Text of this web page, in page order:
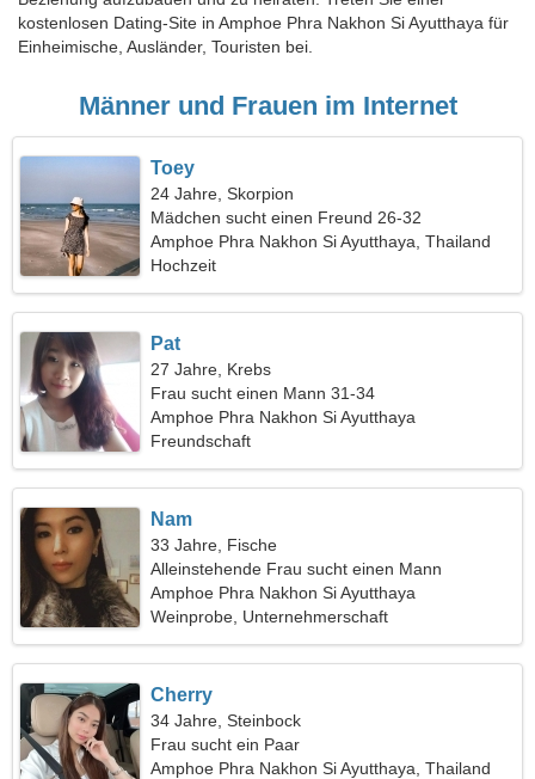
kostenlosen Dating-Site in Amphoe Phra Nakhon Si Ayutthaya für
Einheimische, Ausländer, Touristen bei.
Männer und Frauen im Internet
Toey
24 Jahre, Skorpion
Mädchen sucht einen Freund 26-32
Amphoe Phra Nakhon Si Ayutthaya, Thailand
Hochzeit
Pat
27 Jahre, Krebs
Frau sucht einen Mann 31-34
Amphoe Phra Nakhon Si Ayutthaya
Freundschaft
Nam
33 Jahre, Fische
Alleinstehende Frau sucht einen Mann
Amphoe Phra Nakhon Si Ayutthaya
Weinprobe, Unternehmerschaft
Cherry
34 Jahre, Steinbock
Frau sucht ein Paar
Amphoe Phra Nakhon Si Ayutthaya, Thailand